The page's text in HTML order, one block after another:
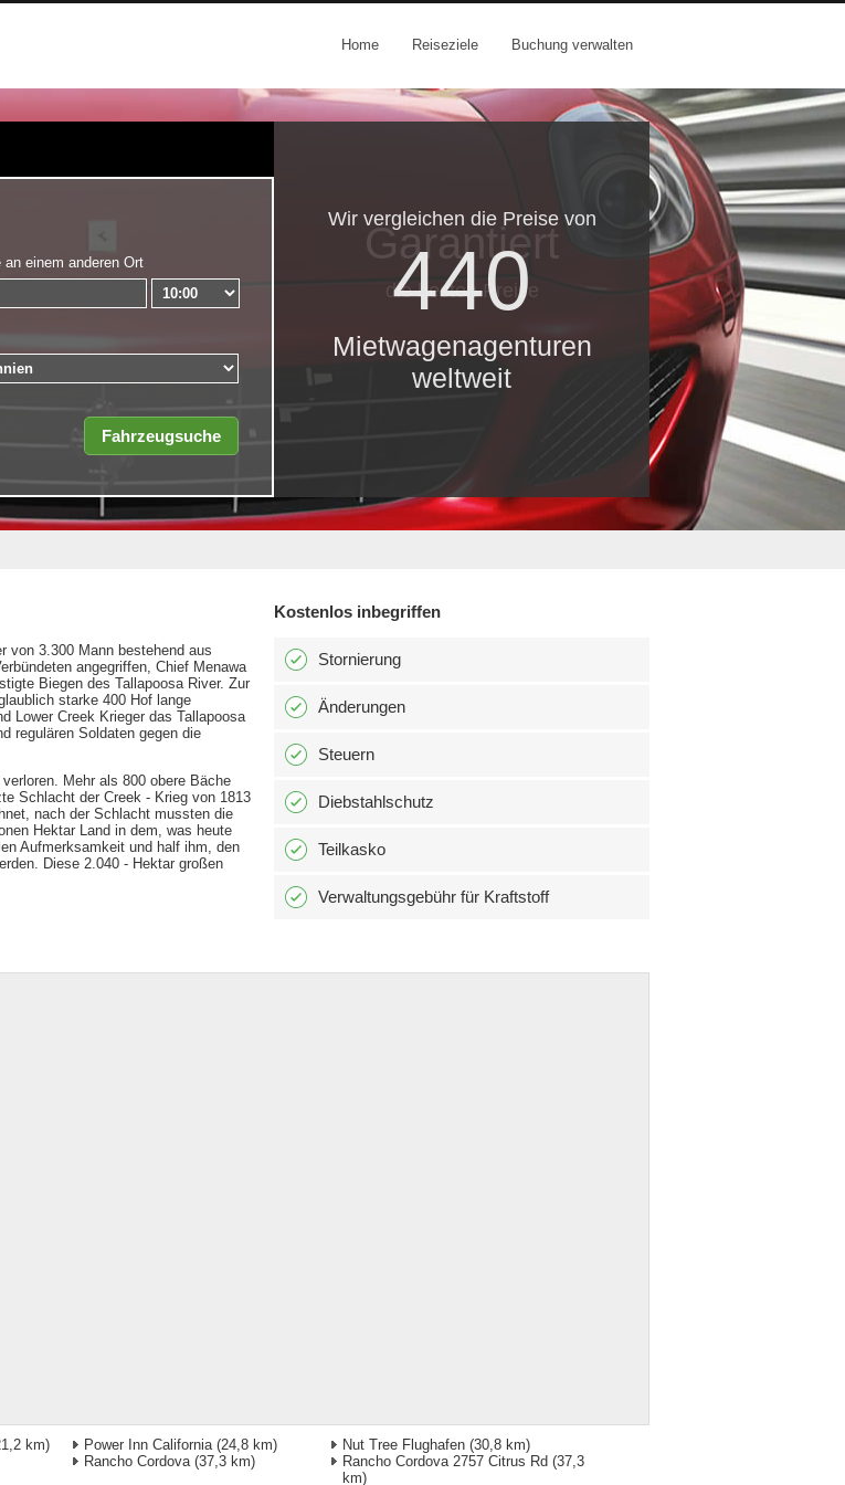
Home Reiseziele Buchung verwalten
an einem anderen Ort
Wir vergleichen die Preise von
440
Mietwagenagenturen
weltweit
Garantiert
die besten Preise
von 3.300 Mann bestehend aus
angegriffen, Chief Menawa
Biegen des Tallapoosa River. Zur
starke 400 Hof lange
Lower Creek Krieger das Tallapoosa
regulären Soldaten gegen die
Mehr als 800 obere Bäche
Schlacht der Creek - Krieg von 1813
nach der Schlacht mussten die
Hektar Land in dem, was heute
Aufmerksamkeit und half ihm, den
Diese 2.040 - Hektar großen
Kostenlos inbegriffen
Stornierung
Änderungen
Steuern
Diebstahlschutz
Teilkasko
Verwaltungsgebühr für Kraftstoff
km) Power Inn California (24,8 km) Nut Tree Flughafen (30,8 km)
Rancho Cordova (37,3 km) Rancho Cordova 2757 Citrus Rd (37,3
km)